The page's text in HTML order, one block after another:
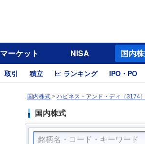
マーケット NISA 国内
取引 積立 ランキング IPO・PO
国内株式 > ハピネス・アンド・ディ（3174
国内株式